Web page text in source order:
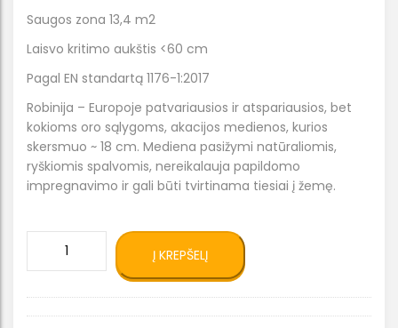
Saugos zona 13,4 m2
Laisvo kritimo aukštis <60 cm
Pagal EN standartą 1176-1:2017
Robinija – Europoje patvariausios ir atspariausios, bet
kokioms oro sąlygoms, akacijos medienos, kurios
skersmuo ~ 18 cm. Mediena pasižymi natūraliomis,
ryškiomis spalvomis, nereikalauja papildomo
impregnavimo ir gali būti tvirtinama tiesiai į žemę.
medienos
ROBINIA
Į KREPŠELĮ